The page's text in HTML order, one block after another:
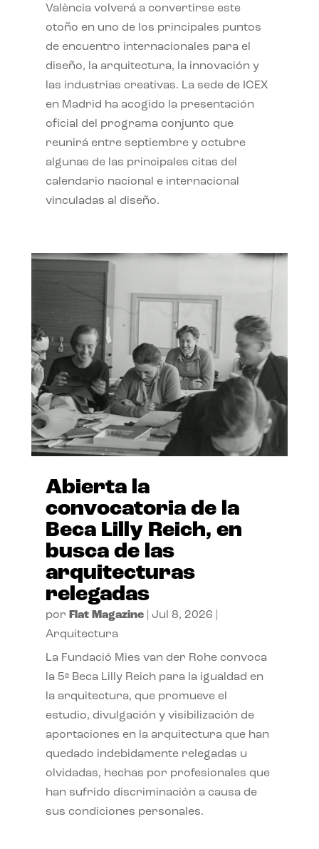
València volverá a convertirse este
otoño en uno de los principales puntos
de encuentro internacionales para el
diseño, la arquitectura, la innovación y
las industrias creativas. La sede de ICEX
en Madrid ha acogido la presentación
oficial del programa conjunto que
reunirá entre septiembre y octubre
algunas de las principales citas del
calendario nacional e internacional
vinculadas al diseño.
Abierta la
convocatoria de la
Beca Lilly Reich, en
busca de las
arquitecturas
relegadas
por Flat Magazine| Jul 8, 2026
Arquitectura
La Fundació Mies van der Rohe convoca
la 5ª Beca Lilly Reich para la igualdad en
la arquitectura, que promueve el
estudio, divulgación y visibilización de
aportaciones en la arquitectura que han
quedado indebidamente relegadas u
olvidadas, hechas por profesionales que
han sufrido discriminación a causa de
sus condiciones personales.